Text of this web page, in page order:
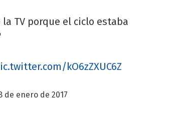
TV porque el ciclo estaba
kO6zZXUC6Z
de enero de 2017